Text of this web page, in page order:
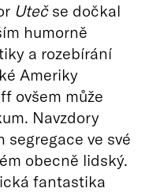
Utečse dočkal
humorně
a rozebírání
Ameriky
ovšem může
Navzdory
segregace ve své
obecně lidský.
fantastika